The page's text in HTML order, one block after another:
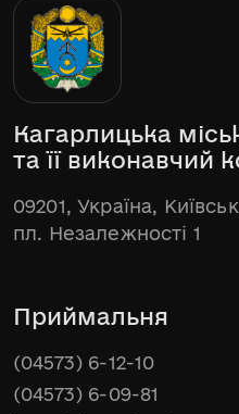
Кагарлицька
та її виконавчий
09201, Україна,
пл. Незалежності 1
Приймальня
(04573) 6-12-10
(04573) 6-09-81